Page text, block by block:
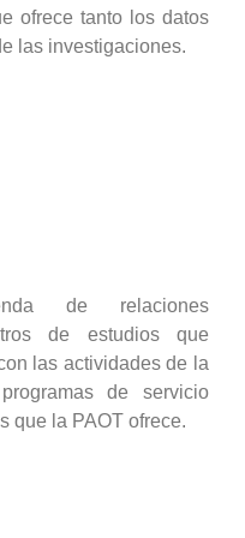
ofrece tanto los datos
las investigaciones.
de relaciones
de estudios que
las actividades de la
de servicio
que la PAOT ofrece.